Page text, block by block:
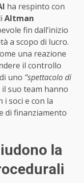
ha respinto con
Altman
fin dall’inizio
a scopo di lucro.
una reazione
il controllo
uno “spettacolo di
il suo team hanno
soci e con la
di finanziamento
la